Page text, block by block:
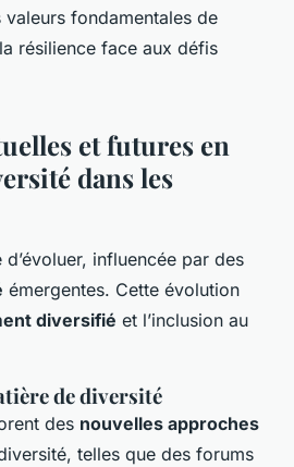
fondamentales de
résilience face aux défis
et futures en
dans les
influencée par des
émergentes. Cette évolution
diversifié et l’inclusion au
de diversité
des nouvelles approches
telles que des forums